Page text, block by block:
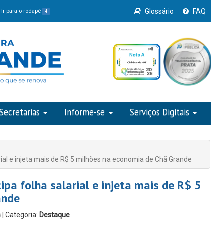
Ir para o rodapé 4 Glossário FAQ
Informe-se Serviços Digitais
e injeta mais de R$ 5 milhões na economia de Chã Grande
folha salarial e injeta mais de R$ 5
| Categoria: Destaque